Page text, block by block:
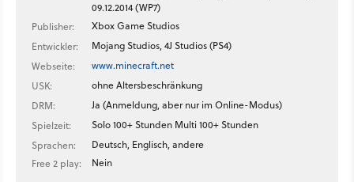
09.12.2014 (WP7)
Publisher:
Xbox Game Studios
Entwickler:
Mojang Studios, 4J Studios (PS4)
Webseite:
www.minecraft.net
USK:
ohne Altersbeschränkung
DRM:
Ja (Anmeldung, aber nur im Online-Modus)
Spielzeit:
Solo 100+ Stunden Multi 100+ Stunden
Sprachen:
Deutsch, Englisch, andere
Free 2 play:
Nein